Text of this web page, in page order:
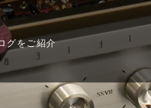
グをご紹介